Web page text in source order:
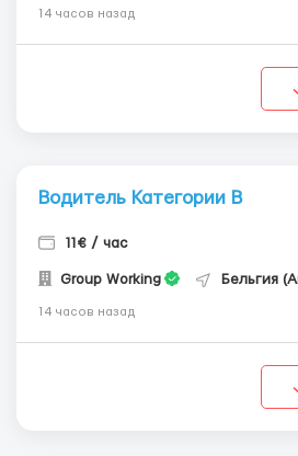
14 часов назад
Водитель Категории В
11€ / час
Group Working Бельгия
14 часов назад